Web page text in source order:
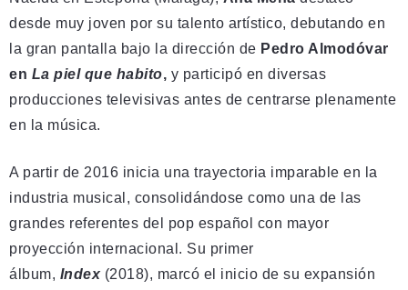
desde muy joven por su talento artístico, debutando en
la gran pantalla bajo la dirección de Pedro Almodóvar
en La piel que habito, y participó en diversas
producciones televisivas antes de centrarse plenamente
en la música.
A partir de 2016 inicia una trayectoria imparable en la
industria musical, consolidándose como una de las
grandes referentes del pop español con mayor
proyección internacional. Su primer
álbum, Index (2018), marcó el inicio de su expansión